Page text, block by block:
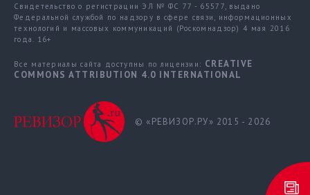
Свидетельство о регистрации ЭЛ № ФС 77 - 65577, выдано
Федеральной службой по надзору в сфере связи, информационных
технологий и массовых коммуникаций (Роскомнадзор) 4 мая 2016
года. 16+
Все материалы сайта доступны по лицензии: CREATIVE
COMMONS ATTRIBUTION 4.0 INTERNATIONAL
© «РЕВИЗОР.РУ» 2015 - 2026